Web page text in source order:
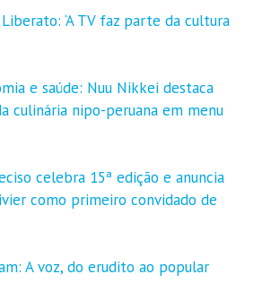
‘A TV faz parte da cultura
e saúde: Nuu Nikkei destaca
culinária nipo-peruana em menu
celebra 15ª edição e anuncia
como primeiro convidado de
A voz, do erudito ao popular